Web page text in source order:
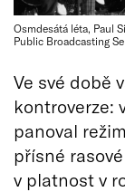
Osmdesátá léta, Paul
Public Broadcasting
Ve své době
kontroverze:
panoval
přísné
v platnost v